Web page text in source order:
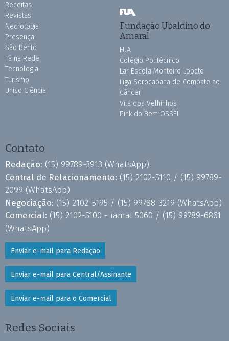
Receitas
Revistas
Necrologia
Presença
São Bento
Tá na Rede
Tecnologia
Turismo
Uniso Ciência
Fundação Ubaldino do
Amaral
FUA
Colégio Politécnico
Lar Escola Monteiro Lobato
Liga Sorocabana de Combate ao
Câncer
Vila dos Velhinhos
Pink do Bem OSSEL
Contato
Redação: (15) 99789-3913 (WhatsApp)
Central de Relacionamento: (15) 2102-5110 / (15) 99789-
2099 (WhatsApp)
Negociação: (15) 2102-5195 / (15) 99788-3219 (WhatsApp)
Comercial: (15) 2102-5100 - ramal 5060 / (15) 99789-6861
(WhatsApp)
Enviar e-mail para Redação
Enviar e-mail para Central/Assinante
Enviar e-mail para o Comercial
Redes Sociais